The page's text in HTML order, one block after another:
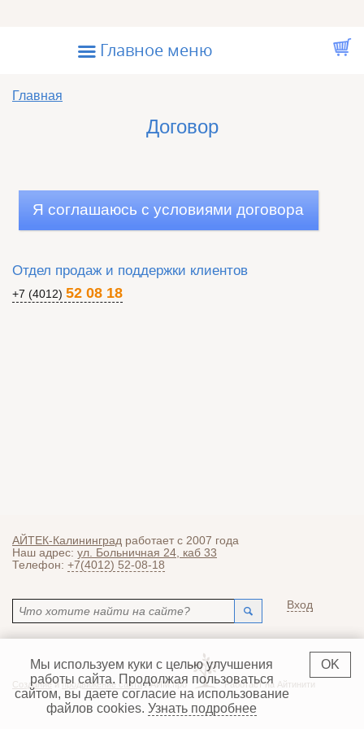
☰ Главное меню
Вы здесь
Главная
Договор
Отдел продаж и поддержки клиентов
+7 (4012) 52 08 18
АЙТЕК-Калининград работает с 2007 года
Наш адрес: ул. Больничная 24, каб 33
Телефон: +7(4012) 52-08-18
Форма поиска
Вход
Созданиеи продвижение сайтаЛАЙМ.про Работает на Айтинити
Мы используем куки с целью улучшения
работы сайта. Продолжая пользоваться
сайтом, вы даете согласие на использование
файлов cookies.Узнать подробнее
OK